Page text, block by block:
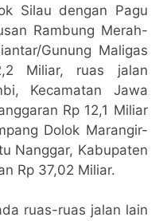
Silau dengan Pagu
Rambung Merah-
Gunung Maligas
Miliar, ruas jalan
Kecamatan Jawa
Rp 12,1 Miliar
Dolok Marangir-
Nanggar, Kabupaten
Rp 37,02 Miliar.
ruas-ruas jalan lain